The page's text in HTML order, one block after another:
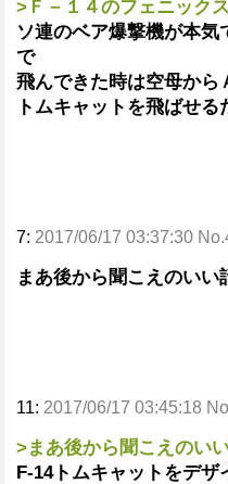
>Ｆ－１４のフェニック
ソ連のベア爆撃機が本
で
飛んできた時は空母から
トムキャットを飛ばせ
7: 2017/06/17 03:37:30
まあ後から聞こえのいい
11: 2017/06/17 03:45:18
>まあ後から聞こえのい
F-14トムキャットをデ